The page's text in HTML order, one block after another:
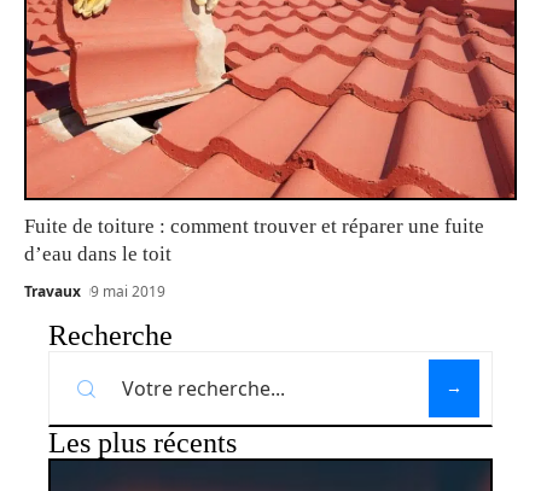
Fuite de toiture : comment trouver et réparer une fuite
d’eau dans le toit
Travaux 9 mai 2019
Recherche
Les plus récents